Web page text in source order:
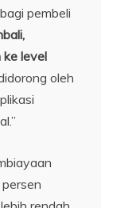
pembeli
ke level
oleh